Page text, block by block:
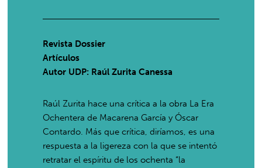
Revista Dossier
Artículos
Autor UDP: Raúl Zurita Canessa
Raúl Zurita hace una crítica a la obra La Era
Ochentera de Macarena García y Óscar
Contardo. Más que crítica, diríamos, es una
respuesta a la ligereza con la que se intentó
retratar el espíritu de los ochenta “la